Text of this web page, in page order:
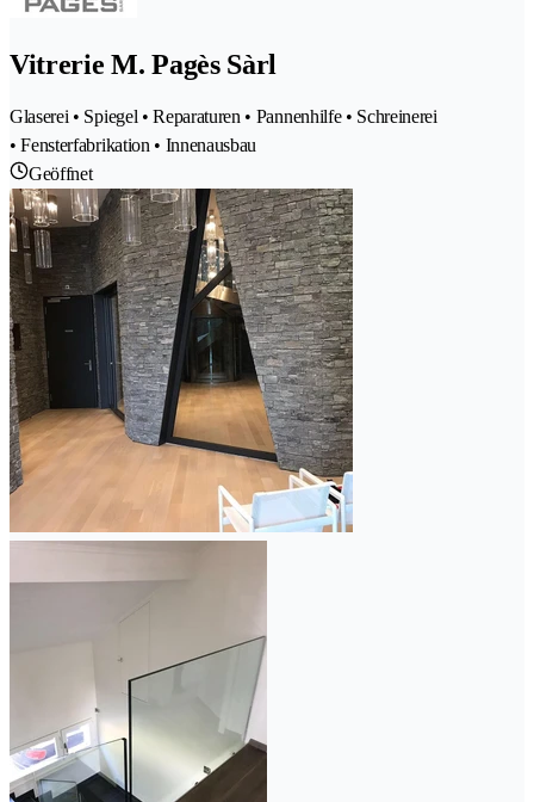
Vitrerie M. Pagès Sàrl
Glaserei • Spiegel • Reparaturen • Pannenhilfe • Schreinerei
• Fensterfabrikation • Innenausbau
Geöffnet